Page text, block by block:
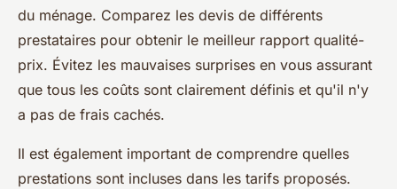
du ménage. Comparez les devis de différents
prestataires pour obtenir le meilleur rapport qualité-
prix. Évitez les mauvaises surprises en vous assurant
que tous les coûts sont clairement définis et qu'il n'y
a pas de frais cachés.
Il est également important de comprendre quelles
prestations sont incluses dans les tarifs proposés.